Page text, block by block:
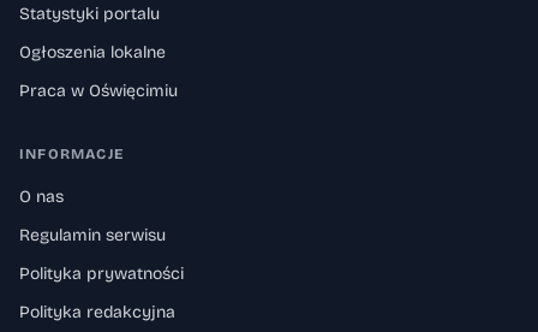
Statystyki portalu
Ogłoszenia lokalne
Praca w Oświęcimiu
INFORMACJE
O nas
Regulamin serwisu
Polityka prywatności
Polityka redakcyjna